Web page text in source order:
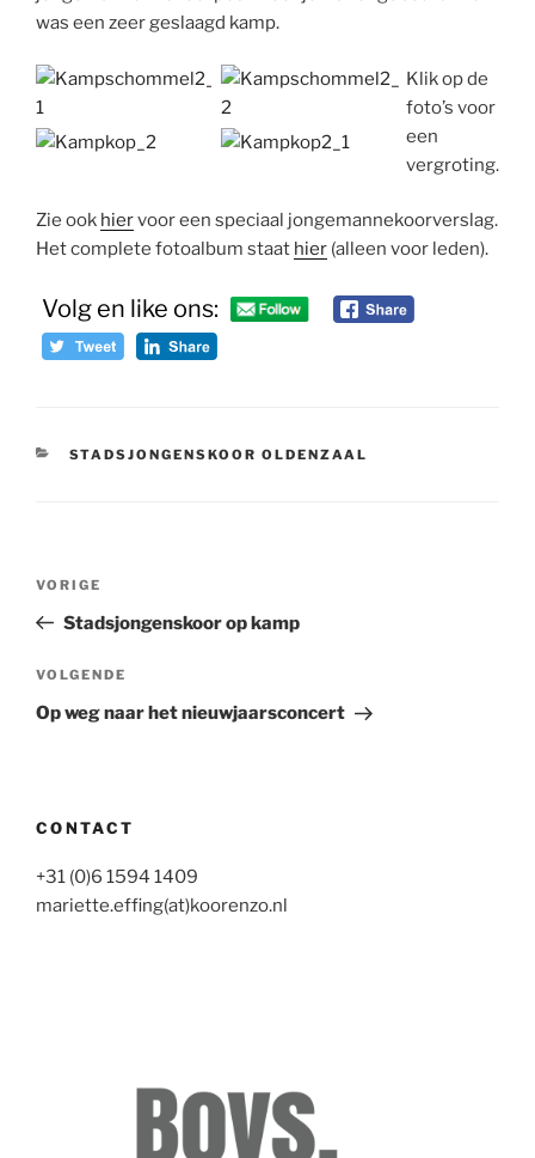
was een zeer geslaagd kamp.
Klik op de
foto’s voor
een
vergroting.
Zie ook hiervoor een speciaal jongemannekoorverslag.
Het complete fotoalbum staat hier (alleen voor leden).
Volg en like ons:
CATEGORIEËN
STADSJONGENSKOOR OLDENZAAL
Vorig
bericht
VORIGE
Stadsjongenskoor op kamp
Volgend
bericht
VOLGENDE
Op weg naar het nieuwjaarsconcert
CONTACT
+31 (0)6 1594 1409
mariette.effing(at)koorenzo.nl